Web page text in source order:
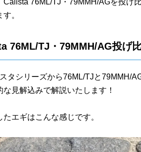
。
76ML/TJ・79MMH/AG投げ
タシリーズから76ML/TJと79MMH/
な見解込みで解説いたします！
たエギはこんな感じです。